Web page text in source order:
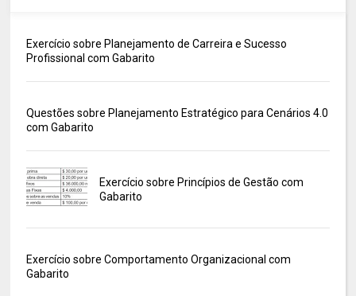
Exercício sobre Planejamento de Carreira e Sucesso
Profissional com Gabarito
Questões sobre Planejamento Estratégico para Cenários 4.0
com Gabarito
Exercício sobre Princípios de Gestão com
Gabarito
Exercício sobre Comportamento Organizacional com
Gabarito